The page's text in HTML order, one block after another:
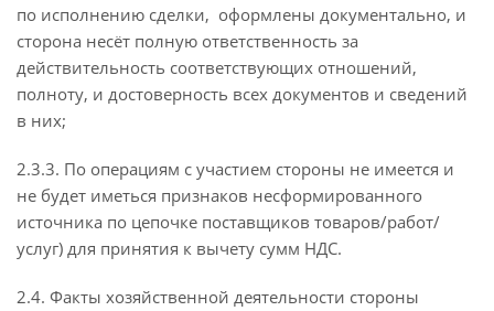
по исполнению сделки, оформлены документально, и
сторона несёт полную ответственность за
действительность соответствующих отношений,
полноту, и достоверность всех документов и сведений
в них;
2.3.3. По операциям с участием стороны не имеется и
не будет иметься признаков несформированного
источника по цепочке поставщиков товаров/работ/
услуг) для принятия к вычету сумм НДС.
2.4. Факты хозяйственной деятельности стороны